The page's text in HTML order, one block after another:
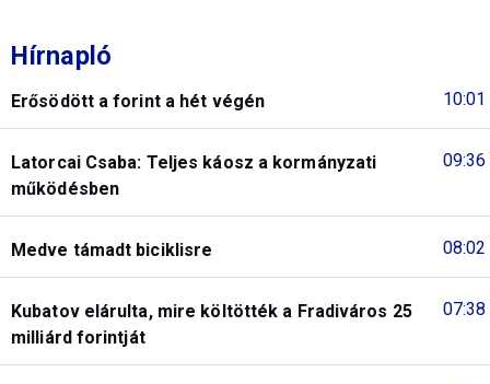
Hírnapló
10:01
Erősödött a forint a hét végén
09:36
Latorcai Csaba: Teljes káosz a kormányzati
működésben
08:02
Medve támadt biciklisre
07:38
Kubatov elárulta, mire költötték a Fradiváros 25
milliárd forintját